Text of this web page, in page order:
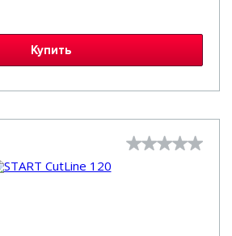
Купить